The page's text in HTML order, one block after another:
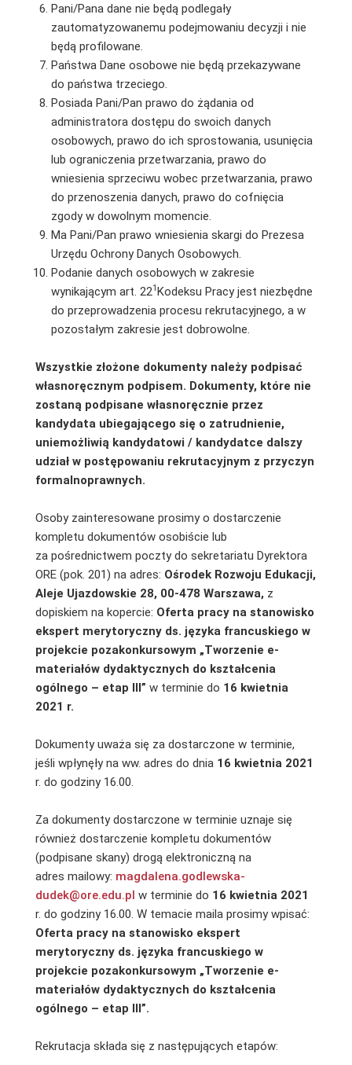
Pani/Pana dane nie będą podlegały
zautomatyzowanemu podejmowaniu decyzji i nie
będą profilowane.
Państwa Dane osobowe nie będą przekazywane
do państwa trzeciego.
Posiada Pani/Pan prawo do żądania od
administratora dostępu do swoich danych
osobowych, prawo do ich sprostowania, usunięcia
lub ograniczenia przetwarzania, prawo do
wniesienia sprzeciwu wobec przetwarzania, prawo
do przenoszenia danych, prawo do cofnięcia
zgody w dowolnym momencie.
Ma Pani/Pan prawo wniesienia skargi do Prezesa
Urzędu Ochrony Danych Osobowych.
Podanie danych osobowych w zakresie
wynikającym art. 221Kodeksu Pracy jest niezbędne
do przeprowadzenia procesu rekrutacyjnego, a w
pozostałym zakresie jest dobrowolne.
Wszystkie złożone dokumenty należy podpisać
własnoręcznym podpisem. Dokumenty, które nie
zostaną podpisane własnoręcznie przez
kandydata ubiegającego się o zatrudnienie,
uniemożliwią kandydatowi / kandydatce dalszy
udział w postępowaniu rekrutacyjnym z przyczyn
formalnoprawnych.
Osoby zainteresowane prosimy o dostarczenie
kompletu dokumentów osobiście lub
za pośrednictwem poczty do sekretariatu Dyrektora
ORE (pok. 201) na adres: Ośrodek Rozwoju Edukacji,
Aleje Ujazdowskie 28, 00-478 Warszawa, z
dopiskiem na kopercie: Oferta pracy na stanowisko
ekspert merytoryczny ds. języka francuskiego w
projekcie pozakonkursowym „Tworzenie e-
materiałów dydaktycznych do kształcenia
ogólnego – etap III” w terminie do 16 kwietnia
2021 r.
Dokumenty uważa się za dostarczone w terminie,
jeśli wpłynęły na ww. adres do dnia 16 kwietnia 2021
r. do godziny 16.00.
Za dokumenty dostarczone w terminie uznaje się
również dostarczenie kompletu dokumentów
(podpisane skany) drogą elektroniczną na
adres mailowy: magdalena.godlewska-
dudek@ore.edu.pl w terminie do 16 kwietnia 2021
r. do godziny 16.00. W temacie maila prosimy wpisać:
Oferta pracy na stanowisko ekspert
merytoryczny ds. języka francuskiego w
projekcie pozakonkursowym „Tworzenie e-
materiałów dydaktycznych do kształcenia
ogólnego – etap III”.
Rekrutacja składa się z następujących etapów: